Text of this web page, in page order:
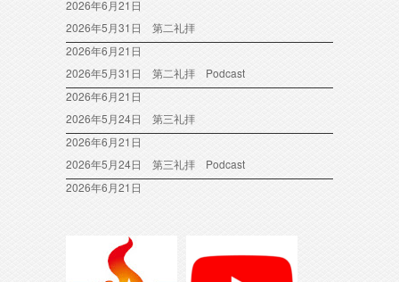
2026年6月21日
2026年5月31日 第二礼拝
2026年6月21日
2026年5月31日 第二礼拝 Podcast
2026年6月21日
2026年5月24日 第三礼拝
2026年6月21日
2026年5月24日 第三礼拝 Podcast
2026年6月21日